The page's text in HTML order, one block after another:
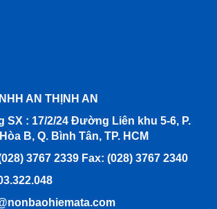
AN THỊNH AN
SX : 17/2/24 Đường Liên khu 5-6, P.
B, Q. Bình Tân, TP. HCM
3767 2339 Fax: (028) 3767 2340